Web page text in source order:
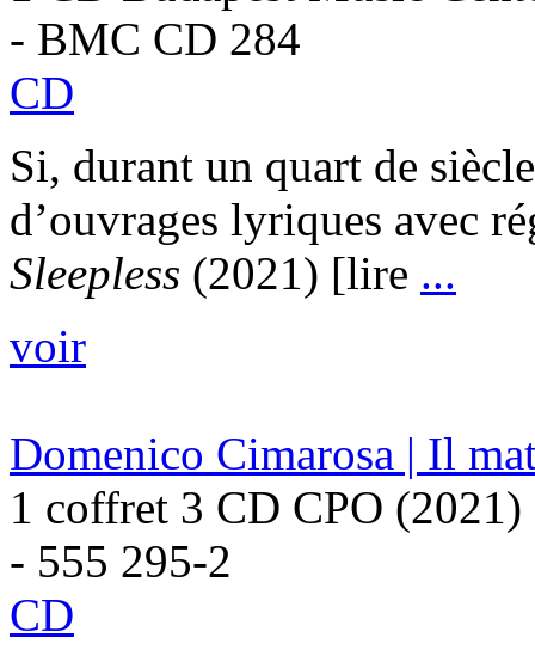
- BMC CD 284
CD
Si, durant un quart de
d’ouvrages lyriques avec
Sleepless (2021) [lire ...
voir
Domenico Cimarosa | Il
1 coffret 3 CD CPO (2021)
- 555 295-2
CD